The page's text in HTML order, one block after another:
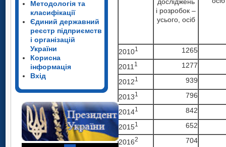
Методологія та
класифікації
Єдиний державний
реєстр підприємств
і організацій
України
Корисна
інформація
Вхід
і розробок –
усього, осіб
20101 1265
2011 1 1277
20121 939
20131 796
20141 842
20151 652
20162 704